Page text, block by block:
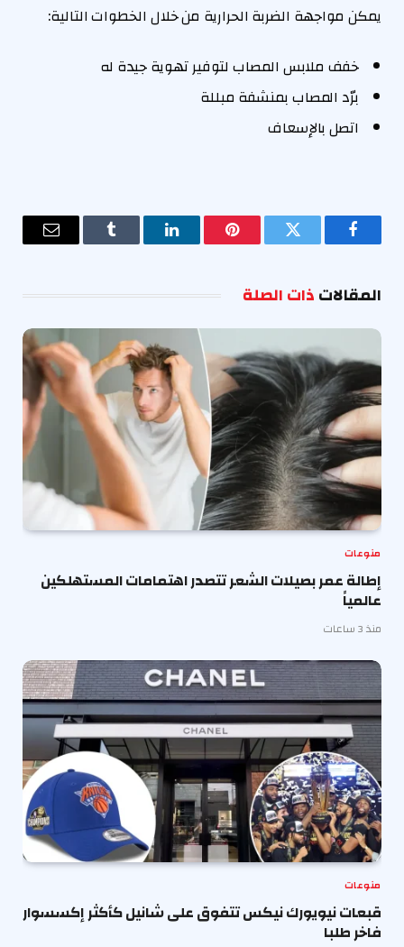
يمكن مواجهة الضربة الحرارية من خلال الخطوات التالية:
خفف ملابس المصاب لتوفير تهوية جيدة له
برّد المصاب بمنشفة مبللة
اتصل بالإسعاف
فيسبوك تويتر بينتيريستلينكدإن Tumblr
البريد
المقالاتذات الصلة
منوعات
إطالة عمر بصيلات الشعر تتصدر اهتمامات المستهلكين
عالمياً
منذ 3 ساعات
منوعات
قبعات نيويورك نيكس تتفوق على شانيل كأكثر إكسسوار
فاخر طلبا